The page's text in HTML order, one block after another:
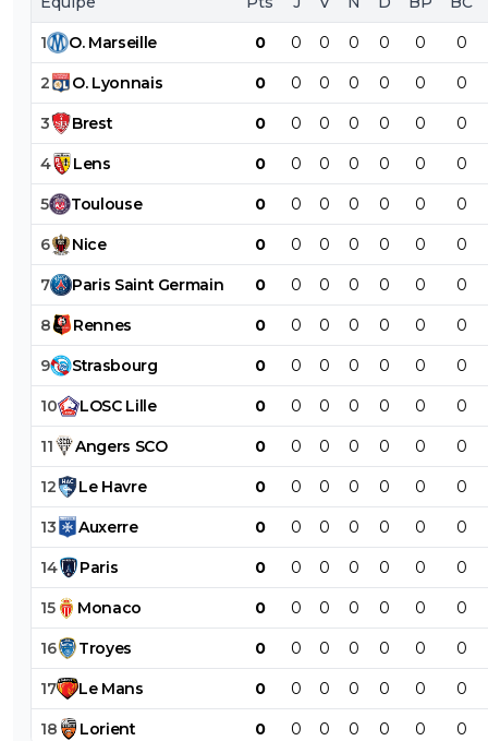
1 O. Marseille 0 0 0 0 0 0 0
2 O. Lyonnais 0 0 0 0 0 0 0
3 Brest 0 0 0 0 0 0 0
4 Lens 0 0 0 0 0 0 0
5 Toulouse 0 0 0 0 0 0 0
6 Nice 0 0 0 0 0 0 0
7 Paris Saint Germain 0 0 0 0 0 0 0
8 Rennes 0 0 0 0 0 0 0
9 Strasbourg 0 0 0 0 0 0 0
10 LOSC Lille 0 0 0 0 0 0 0
11 Angers SCO 0 0 0 0 0 0 0
12 Le Havre 0 0 0 0 0 0 0
13 Auxerre 0 0 0 0 0 0 0
14 Paris 0 0 0 0 0 0 0
15 Monaco 0 0 0 0 0 0 0
16 Troyes 0 0 0 0 0 0 0
17 Le Mans 0 0 0 0 0 0 0
18 Lorient 0 0 0 0 0 0 0